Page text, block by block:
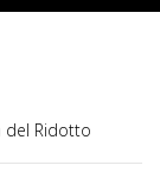
del Ridotto